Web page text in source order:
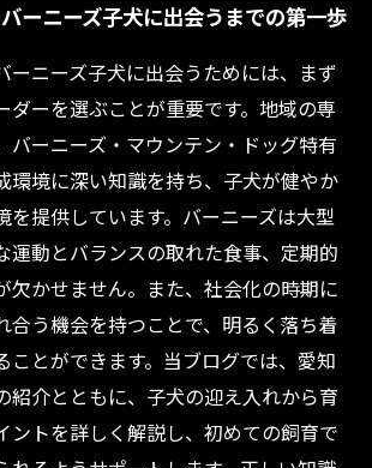
ン・ドッグ
への成長を支える日々のケアと愛
ブリーダーが語る、バーニーズ子
育環境
心！愛知県で実践できるバーニー
完全ガイド
ーニーズ子犬に出会うまでの第一歩
ーニーズ子犬に出会うためには、まず
ダーを選ぶことが重要です。地域の専
バーニーズ・マウンテン・ドッグ特有
環境に深い知識を持ち、子犬が健やか
を提供しています。バーニーズは大型
運動とバランスの取れた食事、定期的
欠かせません。また、社会化の時期に
合う機会を持つことで、明るく落ち着
ことができます。当ブログでは、愛知
紹介とともに、子犬の迎え入れから育
ントを詳しく解説し、初めての飼育で